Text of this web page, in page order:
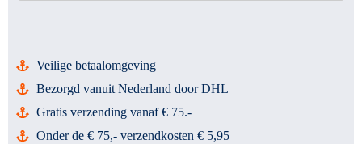
Veilige betaalomgeving
Bezorgd vanuit Nederland door DHL
Gratis verzending vanaf € 75.-
Onder de € 75,- verzendkosten € 5,95